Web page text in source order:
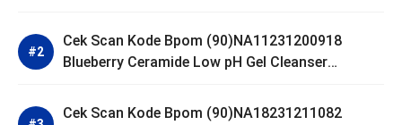
Cek Scan Kode Bpom (90)NA11231200918
Blueberry Ceramide Low pH Gel Cleanser
Cek Scan Kode Bpom (90)NA18231211082